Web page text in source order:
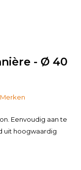
- Ø 40
Eenvoudig aan te
uit hoogwaardig